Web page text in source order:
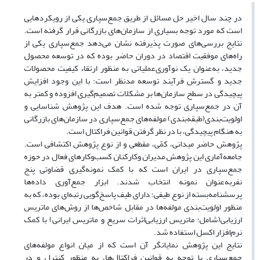
در چند سال اخیر حل مسائل از طریق جمع‌سپاری یکی از رویکردهایی
است که مورد توجه بسیاری از سازمان‌های بازرگانی قرار گرفته است.
نتایج بررسی‌های صورت پذیرفته نشان می‌دهد جمع‌سپاری یکی از
راه‌های موفقیت اقتصاد در دوران حاضر بوده که در توسعه محصول
جدید، به‌عنوان یک نوآوری‌عملیاتی به منظور ارتقاء کیفیت محصولات
جدید و گسترش فرآیند توسعه مد‌نظر است؛ با این وجود افزایش
پیچیدگی در سطح سازمان‌ها بر مشکلات تصمیم‌گیری افزوده و کمتر به
آن در جمع‌سپاری توجه شده است. هدف این پژوهش شناسایی و
اولویت‌بندی(طبقه‌بندی) مولفه‌های جمع‌سپاری در سازمان‌های بازرگانی
به هنگام پیچیدگی، با در نظر گرفتن قوانین فراکتال است.
پژوهش حاضر ‌میدانی، کمّی، مقطعی و از نوع پژوهش اکتشافی است.
جامعه‌آماری این پژوهش مدیران و‌کارکنان کسب‌وکار‌های فعال در حوزه
جمع‌سپاری در ایران است که با کمک نمونه‌گیری قضاوتی پنج
نفربه‌عنوان نمونه انتخاب شدند. ‌ابزار جمع‌آوری داده‌ها
پرسشنامه‌بسته از نوع طیفی؛ دارای طیف پاسخ‌گویی رتبه‌ای بوده، که به
منظور اولویت‌بندی مولفه‌ها در مقابل شاخص‌ها از روش‌های ماتریس
‌ارزیابی(شامل: ‌ماتریس ‌ارزیابی‌اثرات ‌سریع و ماتریس ‌ایرانی) با کمک
نرم‌افزار ‌اکسل استفاده شد.
نتایج این پژوهش نمایانگر آن است که از میان انواع مولفه‌های